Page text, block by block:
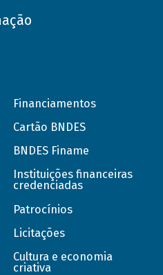
Financiamentos
Cartão BNDES
BNDES Finame
Instituições financeiras
credenciadas
Patrocínios
Licitações
Cultura e economia
criativa